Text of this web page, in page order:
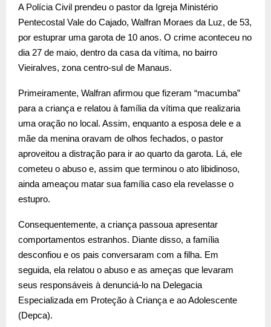
A Polícia Civil prendeu o pastor da Igreja Ministério
Pentecostal Vale do Cajado, Walfran Moraes da Luz, de 53,
por estuprar uma garota de 10 anos. O crime aconteceu no
dia 27 de maio, dentro da casa da vítima, no bairro
Vieiralves, zona centro-sul de Manaus.
Primeiramente, Walfran afirmou que fizeram “macumba”
para a criança e relatou à família da vítima que realizaria
uma oração no local. Assim, enquanto a esposa dele e a
mãe da menina oravam de olhos fechados, o pastor
aproveitou a distração para ir ao quarto da garota. Lá, ele
cometeu o abuso e, assim que terminou o ato libidinoso,
ainda ameaçou matar sua família caso ela revelasse o
estupro.
Consequentemente, a criança passoua apresentar
comportamentos estranhos. Diante disso, a família
desconfiou e os pais conversaram com a filha. Em
seguida, ela relatou o abuso e as ameças que levaram
seus responsáveis à denunciá-lo na Delegacia
Especializada em Proteção à Criança e ao Adolescente
(Depca).